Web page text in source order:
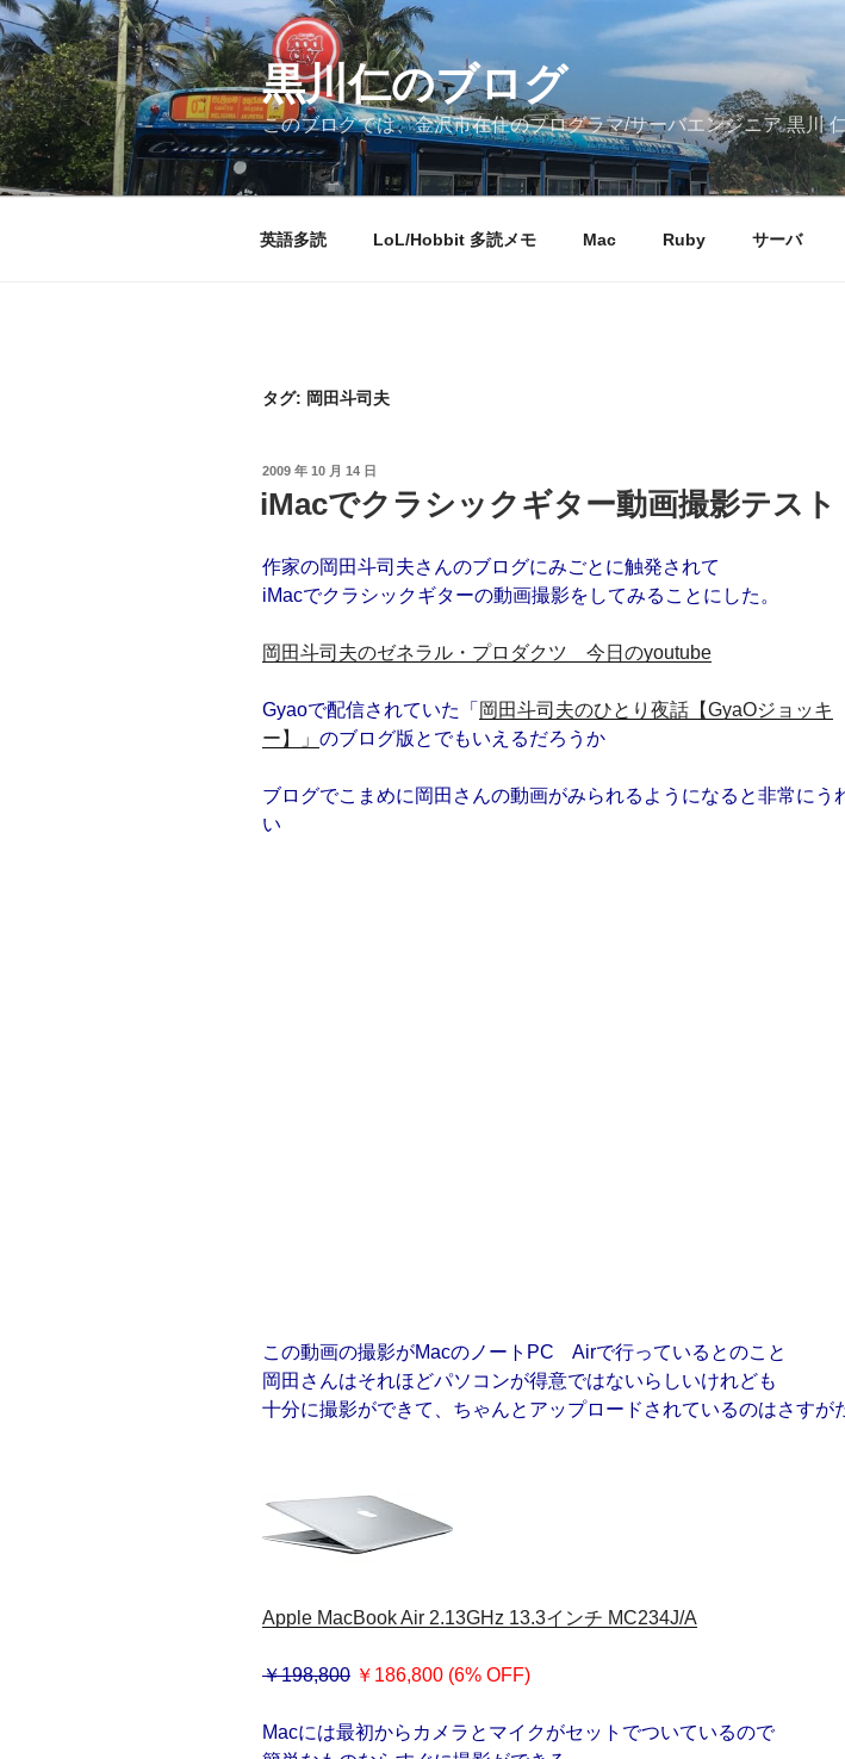
コ
ン
テ
ン
ツ
へ
ス
黒川仁のブログ
このブログでは、金沢市在住のプログラマ/サーバエンジニア 黒川
英語多読 LoL/Hobbit 多読メモ Mac Ruby サーバ
タグ: 岡田斗司夫
投
日:
2009 年 10 月 14 日
iMacでクラシックギター動画撮影テスト
作家の岡田斗司夫さんのブログにみごとに触発されて
iMacでクラシックギターの動画撮影をしてみることにした。
岡田斗司夫のゼネラル・プロダクツ 今日のyoutube
Gyaoで配信されていた「 岡田斗司夫のひとり夜話【GyaOジョッキ
ー】」 のブログ版とでもいえるだろうか
ブログでこまめに岡田さんの動画がみられるようになると非常にう
い
この動画の撮影がMacのノートPC Airで行っているとのこと
岡田さんはそれほどパソコンが得意ではないらしいけれども
十分に撮影ができて、ちゃんとアップロードされているのはさすが
Apple MacBook Air 2.13GHz 13.3インチ MC234J/A
￥198,800 ￥186,800 (6% OFF)
Macには最初からカメラとマイクがセットでついているので